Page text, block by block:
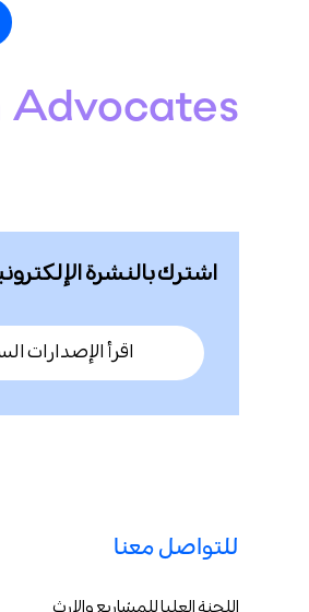
Advocates
اشترك بالنشرة
اقرأ الإصدارات
للتواصل معنا
اللجنة العليا للمشاريع والإرث